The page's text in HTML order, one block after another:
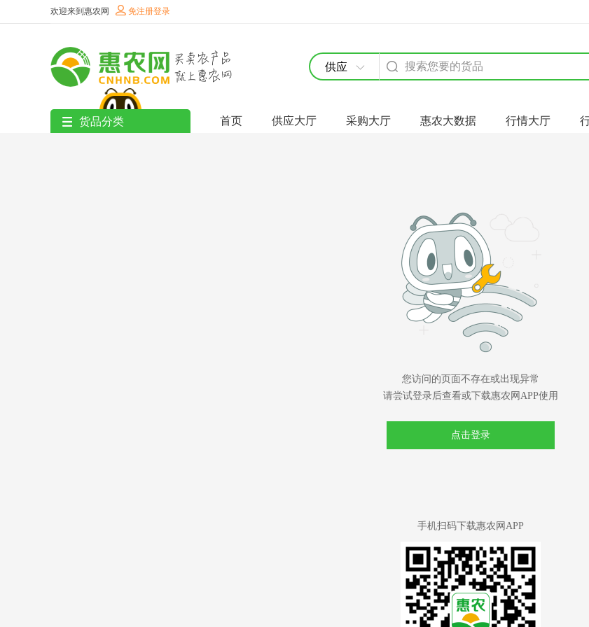
欢迎来到惠农网 免注册登录
供应
货品分类 首页 供应大厅 采购大厅 惠农大数据 行情大厅
您访问的页面不存在或出现异常
请尝试登录后查看或下载惠农网APP使用
点击登录
手机扫码下载惠农网APP